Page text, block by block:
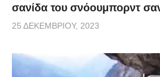
σανίδα του σνόουμπορντ
25 ΔΕΚΕΜΒΡΊΟΥ, 2023